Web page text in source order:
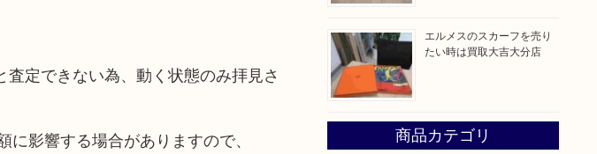
定できない為、動く状態のみ拝見さ
影響する場合がありますので、
エルメスのスカーフを売り
たい時は買取大吉大分店
商品カテゴリ